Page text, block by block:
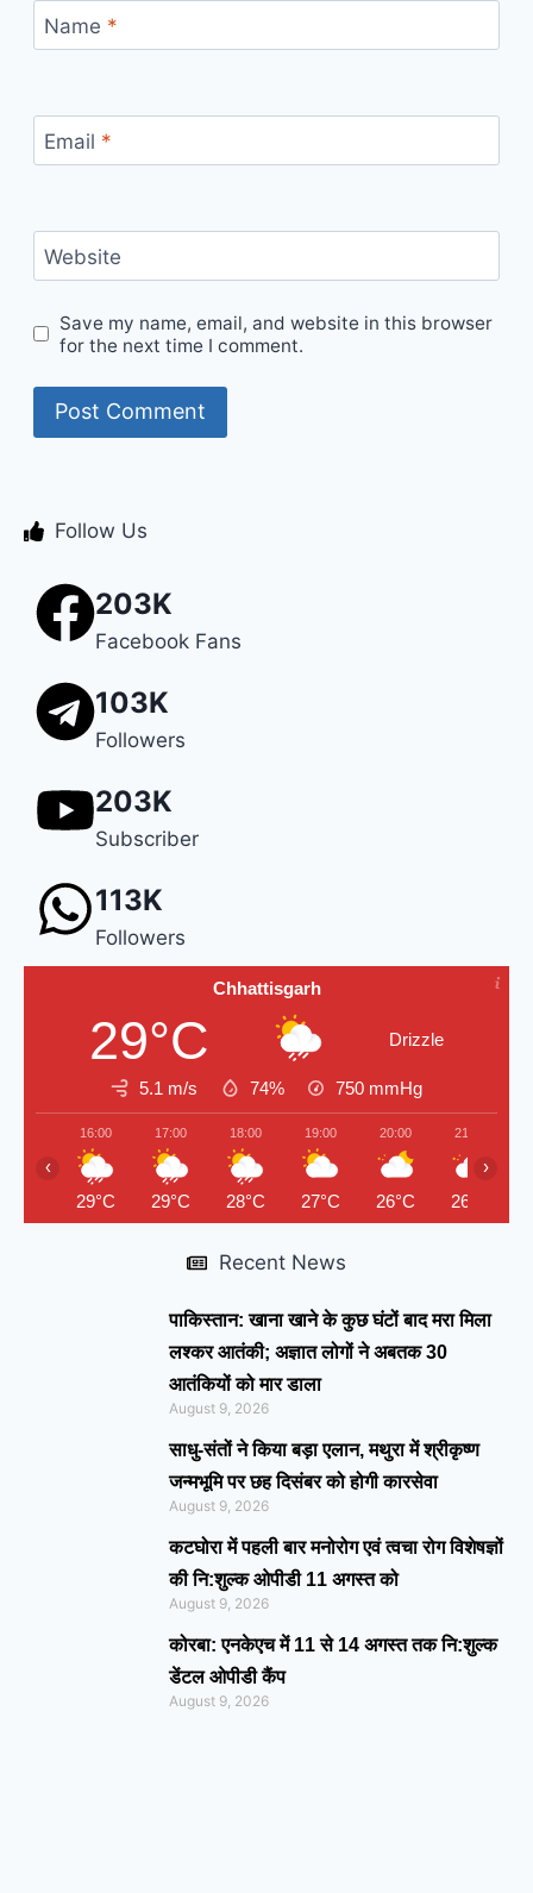
Name *
Email *
Website
Save my name, email, and website in this browser
for the next time I comment.
Follow Us
203K
Facebook Fans
103K
Followers
203K
Subscriber
113K
Followers
Chhattisgarh
29°C Drizzle
5.1 m/s 74% 750 mmHg
16:00
29°C
17:00
29°C
18:00
28°C
19:00
27°C
20:00
26°C
21:00
26°C
‹ ›
Recent News
पाकिस्तान: खाना खाने के कुछ घंटों बाद मरा मिला
लश्कर आतंकी; अज्ञात लोगों ने अबतक 30
आतंकियों को मार डाला
August 9, 2026
साधु-संतों ने किया बड़ा एलान, मथुरा में श्रीकृष्ण
जन्मभूमि पर छह दिसंबर को होगी कारसेवा
August 9, 2026
कटघोरा में पहली बार मनोरोग एवं त्वचा रोग विशेषज्ञों
की नि:शुल्क ओपीडी 11 अगस्त को
August 9, 2026
कोरबा: एनकेएच में 11 से 14 अगस्त तक नि:शुल्क
डेंटल ओपीडी कैंप
August 9, 2026